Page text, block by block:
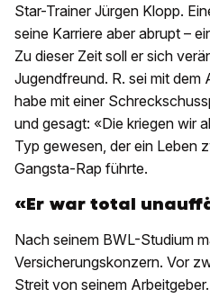
Star-Trainer Jürgen Klopp.
seine Karriere aber abrupt –
Zu dieser Zeit soll er sich
Jugendfreund. R. sei mit dem
habe mit einer
und gesagt: «Die kriegen wir
Typ gewesen, der ein Leben
Gangsta-Rap führte.
«Er war total
Nach seinem BWL-Studium
Versicherungskonzern. Vor
Streit von seinem